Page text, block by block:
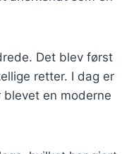
Det blev først
retter. I dag er
en moderne